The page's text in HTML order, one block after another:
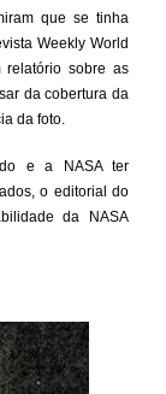
que se tinha
Weekly World
sobre as
da cobertura da
da foto.
e a NASA ter
o editorial do
da NASA